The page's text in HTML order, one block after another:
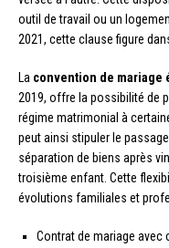
outil de travail ou un
2021, cette clause figure
La convention de mariage
2019, offre la possibilité de
régime matrimonial à
peut ainsi stipuler le
séparation de biens après
troisième enfant. Cette
évolutions familiales et
Contrat de mariage avec